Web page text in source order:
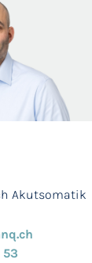
Akutsomatik
53